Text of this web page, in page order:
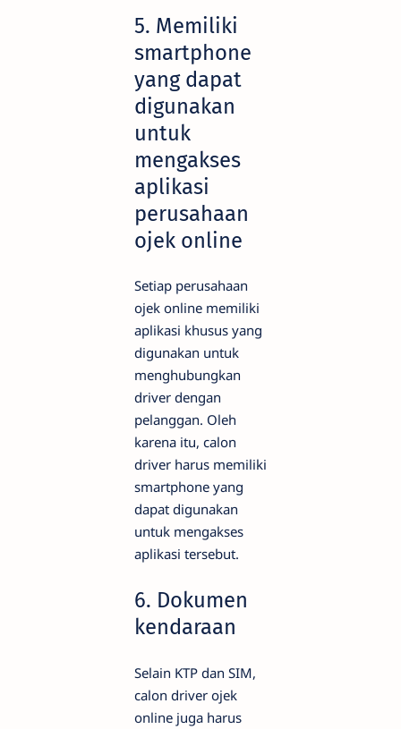
5. Memiliki
smartphone
yang dapat
digunakan
untuk
mengakses
aplikasi
perusahaan
ojek online
Setiap perusahaan
ojek online memiliki
aplikasi khusus yang
digunakan untuk
menghubungkan
driver dengan
pelanggan. Oleh
karena itu, calon
driver harus memiliki
smartphone yang
dapat digunakan
untuk mengakses
aplikasi tersebut.
6. Dokumen
kendaraan
Selain KTP dan SIM,
calon driver ojek
online juga harus